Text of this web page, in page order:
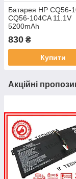
Батарея HP CQ56-
CQ56-104CA 11.1V
5200mAh
830 ₴
Купити
Акційні